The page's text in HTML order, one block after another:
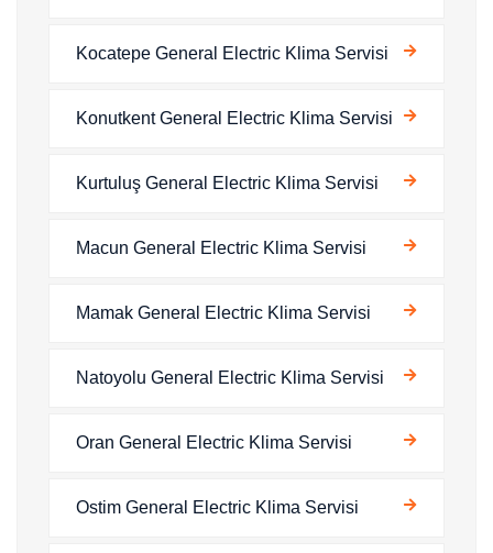
Kocatepe General Electric Klima Servisi
Konutkent General Electric Klima Servisi
Kurtuluş General Electric Klima Servisi
Macun General Electric Klima Servisi
Mamak General Electric Klima Servisi
Natoyolu General Electric Klima Servisi
Oran General Electric Klima Servisi
Ostim General Electric Klima Servisi